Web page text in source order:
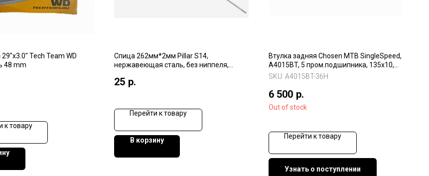
Tech Team WD
48 mm
к товару
Спица 262мм*2мм Pillar S14,
нержавеющая сталь, без ниппеля,
25 р.
Перейти к товару
В корзину
Втулка задняя Chosen МТВ SingleSpeed,
A4015BT, 5 пром.подшипника, 135х10,
36Н, под дисковый тормоз
SKU: A4015BT-36Н
6 500 р.
Out of stock
Перейти к товару
Узнать о поступлении